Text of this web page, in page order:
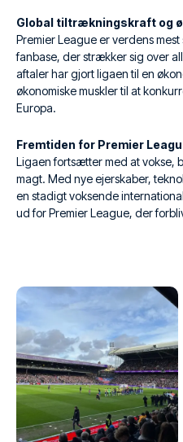
Global tiltrækningskraft og
Premier League er verdens
fanbase, der strækker sig over
aftaler har gjort ligaen til en
økonomiske muskler til at
Europa.
Fremtiden for Premier
Ligaen fortsætter med at vokse,
magt. Med nye ejerskaber,
en stadigt voksende
ud for Premier League, der